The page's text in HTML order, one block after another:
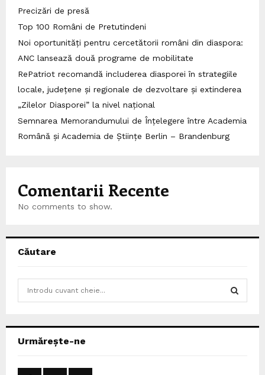
Precizări de presă
Top 100 Români de Pretutindeni
Noi oportunități pentru cercetătorii români din diaspora:
ANC lansează două programe de mobilitate
RePatriot recomandă includerea diasporei în strategiile
locale, județene și regionale de dezvoltare și extinderea
„Zilelor Diasporei” la nivel național
Semnarea Memorandumului de Înțelegere între Academia
Română și Academia de Științe Berlin – Brandenburg
Comentarii Recente
No comments to show.
Căutare
h
Urmărește-ne